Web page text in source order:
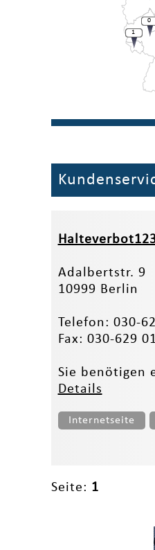
1
0
Adalbertstr. 9
10999 Berlin
Telefon: 030-
Fax: 030-629
Sie benötigen
Details
Internetseite
Seite: 1